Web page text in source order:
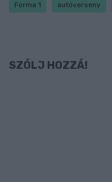
Forma 1 autóverseny
SZÓLJ HOZZÁ!